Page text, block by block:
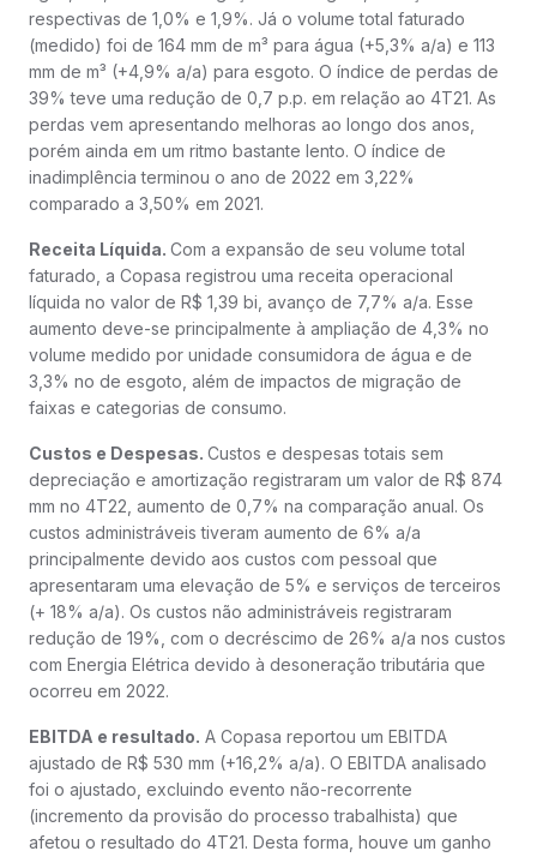
respectivas de 1,0% e 1,9%. Já o volume total faturado
(medido) foi de 164 mm de m³ para água (+5,3% a/a) e 113
mm de m³ (+4,9% a/a) para esgoto. O índice de perdas de
39% teve uma redução de 0,7 p.p. em relação ao 4T21. As
perdas vem apresentando melhoras ao longo dos anos,
porém ainda em um ritmo bastante lento. O índice de
inadimplência terminou o ano de 2022 em 3,22%
comparado a 3,50% em 2021.
Receita Líquida. Com a expansão de seu volume total
faturado, a Copasa registrou uma receita operacional
líquida no valor de R$ 1,39 bi, avanço de 7,7% a/a. Esse
aumento deve-se principalmente à ampliação de 4,3% no
volume medido por unidade consumidora de água e de
3,3% no de esgoto, além de impactos de migração de
faixas e categorias de consumo.
Custos e Despesas. Custos e despesas totais sem
depreciação e amortização registraram um valor de R$ 874
mm no 4T22, aumento de 0,7% na comparação anual. Os
custos administráveis tiveram aumento de 6% a/a
principalmente devido aos custos com pessoal que
apresentaram uma elevação de 5% e serviços de terceiros
(+ 18% a/a). Os custos não administráveis registraram
redução de 19%, com o decréscimo de 26% a/a nos custos
com Energia Elétrica devido à desoneração tributária que
ocorreu em 2022.
EBITDA e resultado. A Copasa reportou um EBITDA
ajustado de R$ 530 mm (+16,2% a/a). O EBITDA analisado
foi o ajustado, excluindo evento não-recorrente
(incremento da provisão do processo trabalhista) que
afetou o resultado do 4T21. Desta forma, houve um ganho